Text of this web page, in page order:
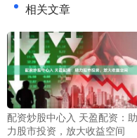
相关文章
配资炒股中心入 天盈配资：助
力股市投资，放大收益空间